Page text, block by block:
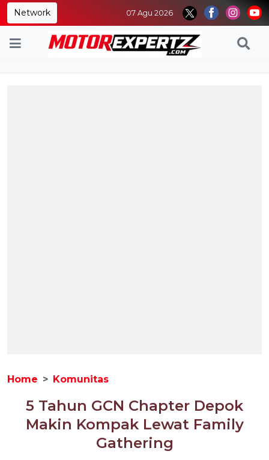
Network 07 Agu 2026
Home Komunitas
5 Tahun GCN Chapter Depok
Makin Kompak Lewat Family
Gathering